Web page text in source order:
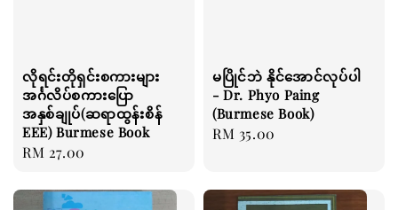
လိုရင်းတိုရှင်းစကားများ
အင်္ဂလိပ်စကားပြော
အနှစ်ချုပ်(ဆရာထွန်းစိန်
EEE) Burmese Book
Regular
RM 27.00
မပြိုင်ဘဲ နိုင်အောင်လုပ်ပါ
- Dr. Phyo Paing
(Burmese Book)
Regular
RM 35.00